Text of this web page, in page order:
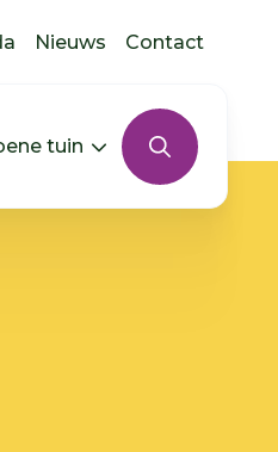
Nieuws Contact
en bedrijven
tuin Menu Groene